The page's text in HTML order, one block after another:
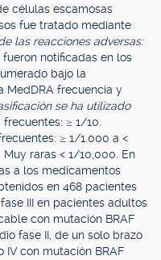
células escamosas
fue tratado mediante
las reacciones adversas:
fueron notificadas en los
bajo la
MedDRA frecuencia y
se ha utilizado
frecuentes: ≥ 1/10.
≥ 1/1.000 a <
raras < 1/10,000. En
a los medicamentos
en 468 pacientes
III en pacientes adultos
con mutación BRAF
fase II, de un solo brazo
con mutación BRAF